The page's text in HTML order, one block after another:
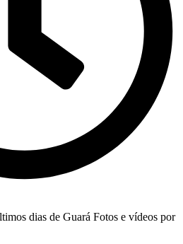
dias de Guará Fotos e vídeos por